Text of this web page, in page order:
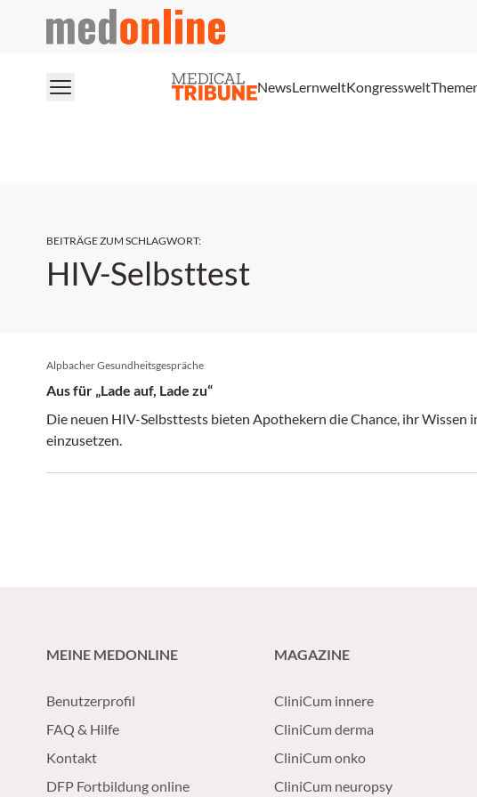
medonline
NewsLernweltKongresswelt
BEITRÄGE ZUM SCHLAGWORT:
HIV-Selbsttest
Alpbacher Gesundheitsgespräche
Aus für „Lade auf, Lade zu“
Die neuen HIV-Selbsttests bieten Apothekern die Chance, ihr Wissen
einzusetzen.
MEINE MEDONLINE
Benutzerprofil
FAQ & Hilfe
Kontakt
DFP Fortbildung online
MAGAZINE
CliniCum innere
CliniCum derma
CliniCum onko
CliniCum neuropsy